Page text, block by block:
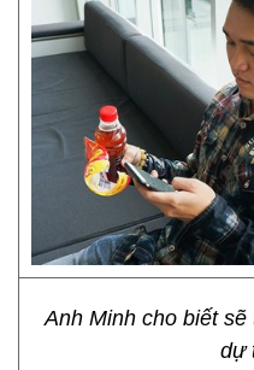
Anh Minh cho biết
dự